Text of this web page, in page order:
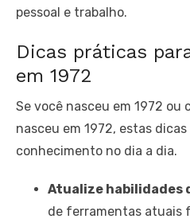
pessoal e trabalho.
Dicas práticas
em 1972
Se você nasceu em 1972 ou
nasceu em 1972, estas
conhecimento no dia a dia.
Atualize habilidades
de ferramentas atuais